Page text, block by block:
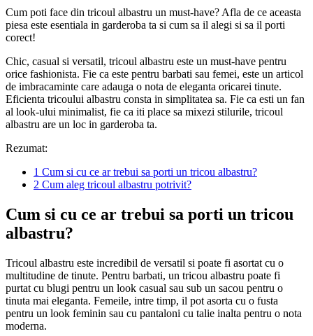
Cum poti face din tricoul albastru un must-have? Afla de ce aceasta
piesa este esentiala in garderoba ta si cum sa il alegi si sa il porti
corect!
Chic, casual si versatil, tricoul albastru este un must-have pentru
orice fashionista. Fie ca este pentru barbati sau femei, este un articol
de imbracaminte care adauga o nota de eleganta oricarei tinute.
Eficienta tricoului albastru consta in simplitatea sa. Fie ca esti un fan
al look-ului minimalist, fie ca iti place sa mixezi stilurile, tricoul
albastru are un loc in garderoba ta.
Rezumat:
1 Cum si cu ce ar trebui sa porti un tricou albastru?
2 Cum aleg tricoul albastru potrivit?
Cum si cu ce ar trebui sa porti un tricou
albastru?
Tricoul albastru este incredibil de versatil si poate fi asortat cu o
multitudine de tinute. Pentru barbati, un tricou albastru poate fi
purtat cu blugi pentru un look casual sau sub un sacou pentru o
tinuta mai eleganta. Femeile, intre timp, il pot asorta cu o fusta
pentru un look feminin sau cu pantaloni cu talie inalta pentru o nota
moderna.